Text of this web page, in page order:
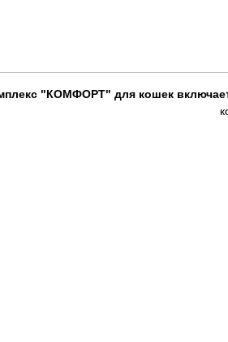
"КОМФОРТ" для кошек